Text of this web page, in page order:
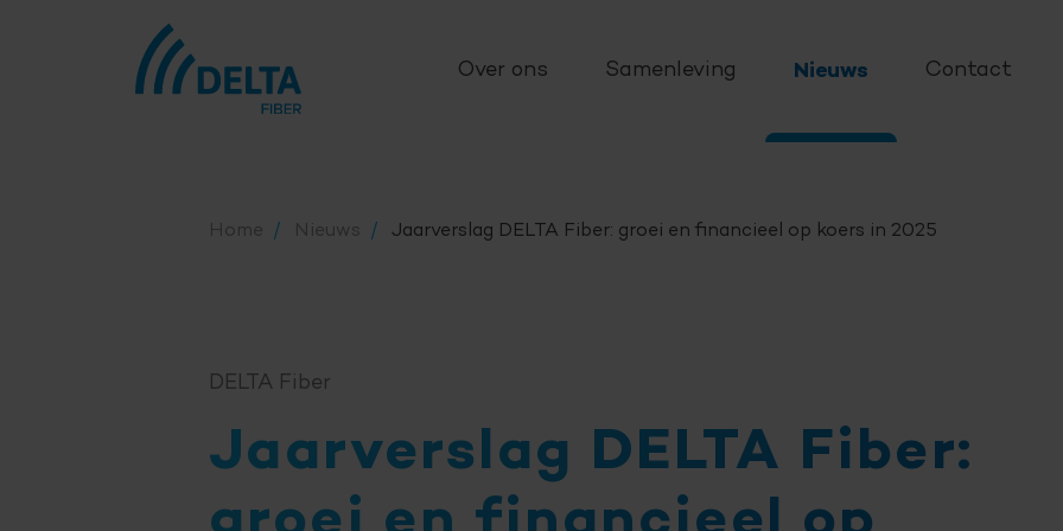
Over ons Samenleving Nieuws Contact
Home Nieuws Jaarverslag DELTA Fiber: groei en financieel op koers in 2025
DELTA Fiber
Jaarverslag DELTA Fiber: